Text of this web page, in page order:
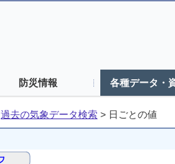
防災情報 各種データ・
過去の気象データ検索 > 日ごとの値